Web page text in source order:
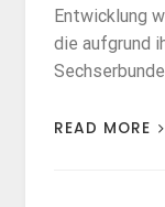
Entwicklung
die aufgrund
READ MORE